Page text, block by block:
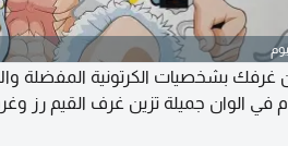
غرفك بشخصيات الكرتونية المفضلة
في الوان جميلة تزين غرف القيم رز